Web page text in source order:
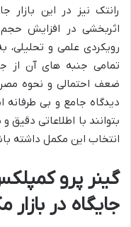
رانتک نیز در این بازار
اثربخشی در افزایش
رویکردی علمی و تحلیلی،
تمامی جنبه های آن از
ضعف احتمالی و نحوه
دیدگاه جامع و بی
بتوانند با اطلاعاتی
انتخاب این مکمل داشته
گینر پرو
جایگاه در